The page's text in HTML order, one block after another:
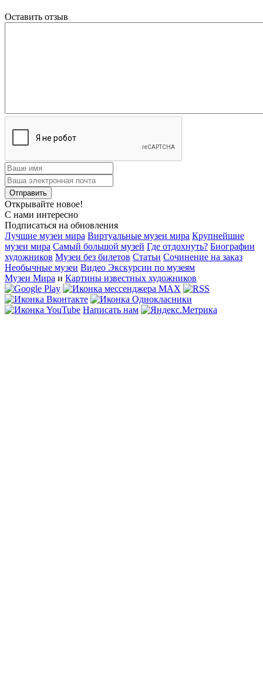
Оставить отзыв
Открывайте новое!
С нами интересно
Подписаться на обновления
Лучшие музеи мира Виртуальные музеи мира Крупнейшие
музеи мира Самый большой музей Где отдохнуть? Биографии
художников Музеи без билетов Статьи Сочинение на заказ
Необычные музеи Видео Экскурсии по музеям
Музеи Мира и Картины известных художников
Написать нам